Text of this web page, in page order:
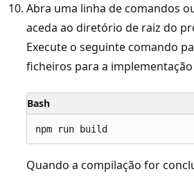
Abra uma linha de comandos
aceda ao diretório de raiz do
Execute o seguinte comando
ficheiros para a
Bash
Quando a compilação for